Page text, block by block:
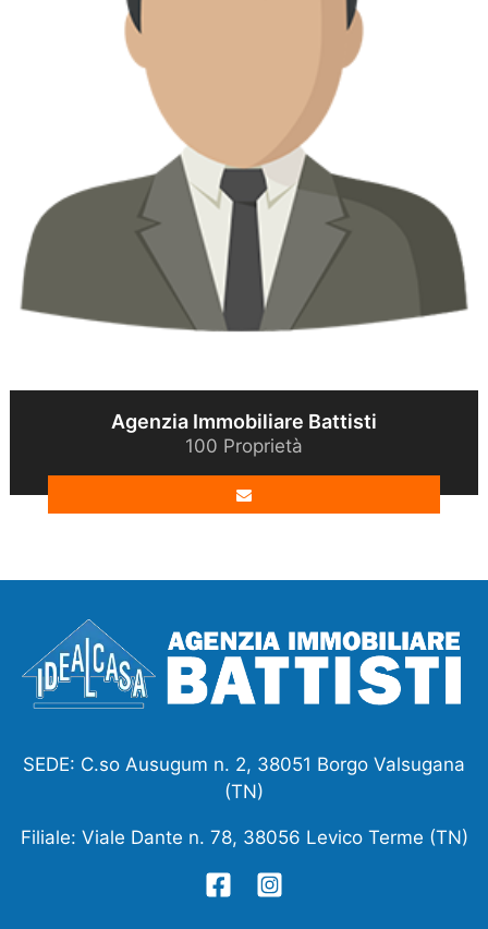
Agenzia Immobiliare Battisti
100 Proprietà
SEDE: C.so Ausugum n. 2, 38051 Borgo Valsugana
(TN)
Filiale: Viale Dante n. 78, 38056 Levico Terme (TN)